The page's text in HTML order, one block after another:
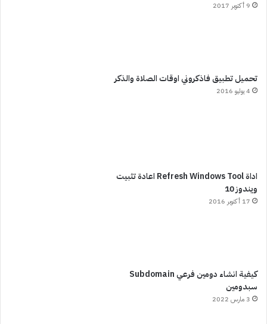
9 أكتوبر 2017
تحميل تطبيق فاذكروني اوقات الصلاة والذكر
4 يوليو 2016
اداة Refresh Windows Tool اعادة تثبيت
ويندوز 10
17 أكتوبر 2016
كيفية انشاء دومين فرعي Subdomain
سبدومين
3 مارس 2022